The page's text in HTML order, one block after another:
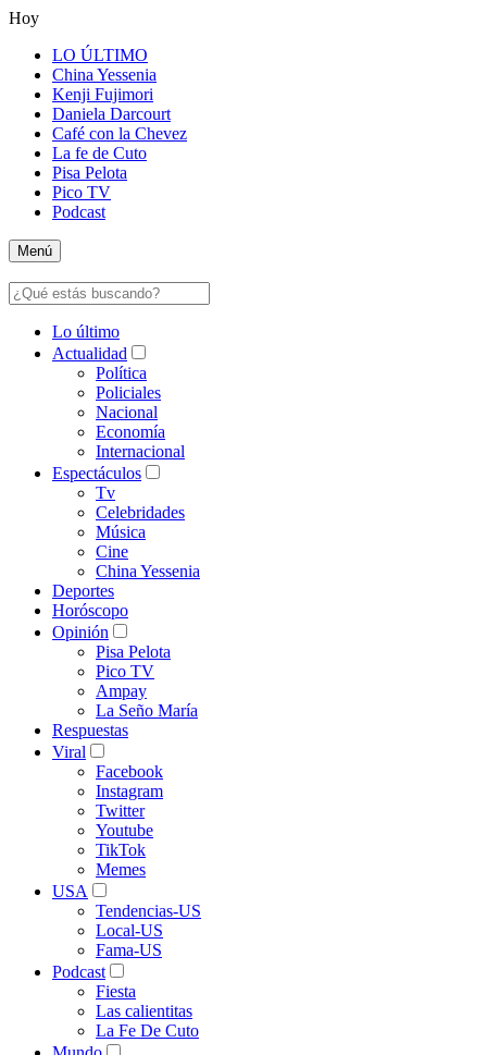
Hoy
LO ÚLTIMO
China Yessenia
Kenji Fujimori
Daniela Darcourt
Café con la Chevez
La fe de Cuto
Pisa Pelota
Pico TV
Podcast
Menú
Lo último
Actualidad
Política
Policiales
Nacional
Economía
Internacional
Espectáculos
Tv
Celebridades
Música
Cine
China Yessenia
Deportes
Horóscopo
Opinión
Pisa Pelota
Pico TV
Ampay
La Seño María
Respuestas
Viral
Facebook
Instagram
Twitter
Youtube
TikTok
Memes
USA
Tendencias-US
Local-US
Fama-US
Podcast
Fiesta
Las calientitas
La Fe De Cuto